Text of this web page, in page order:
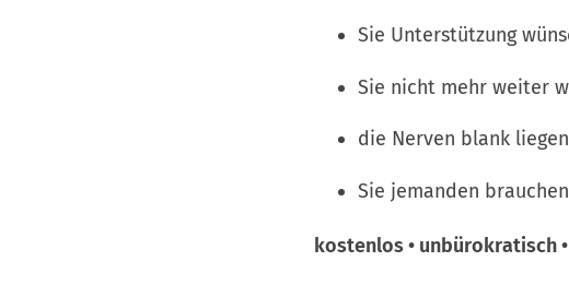
Sie Unterstützung
Sie nicht mehr weiter
die Nerven blank liegen
Sie jemanden
kostenlos • unbürokratisch